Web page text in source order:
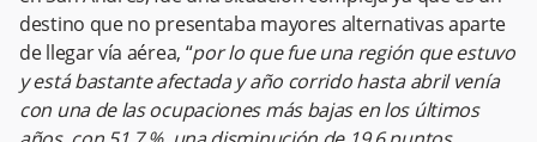
destino que no presentaba mayores alternativas aparte
de llegar vía aérea, “por lo que fue una región que estuvo
y está bastante afectada y año corrido hasta abril venía
con una de las ocupaciones más bajas en los últimos